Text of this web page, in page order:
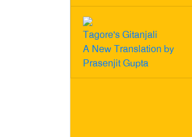
Tagore's Gitanjali
A New Translation by
Prasenjit Gupta